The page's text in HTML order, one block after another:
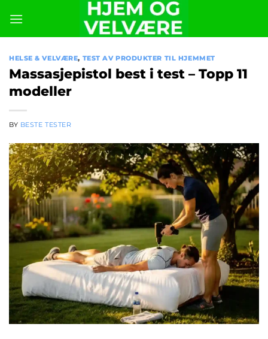
content
HELSE & VELVÆRE, TEST AV PRODUKTER TIL HJEMMET
Massasjepistol best i test – Topp 11
modeller
BY BESTE TESTER